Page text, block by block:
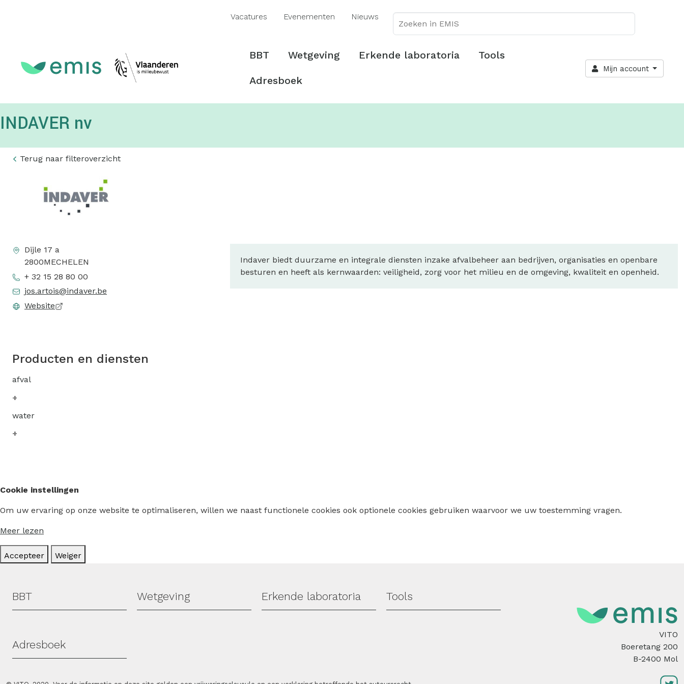
inhoud
Vacatures Evenementen Nieuws
Hoofdmenu
BBT Wetgeving Erkende laboratoria Tools
Adresboek
Mijn account
INDAVER nv
Terug naar filteroverzicht
Dijle 17 a
2800MECHELEN
+ 32 15 28 80 00
jos.artois@indaver.be
Website
Indaver biedt duurzame en integrale diensten inzake afvalbeheer aan bedrijven, organisaties en openbare
besturen en heeft als kernwaarden: veiligheid, zorg voor het milieu en de omgeving, kwaliteit en openheid.
Producten en diensten
afval
water
Cookie instellingen
Om uw ervaring op onze website te optimaliseren, willen we naast functionele cookies ook optionele cookies gebruiken waarvoor we uw toestemming vragen.
Meer lezen
Accepteer Weiger
Hoofdmenu
BBT Wetgeving Erkende laboratoria Tools
Adresboek
VITO
Boeretang 200
B-2400 Mol